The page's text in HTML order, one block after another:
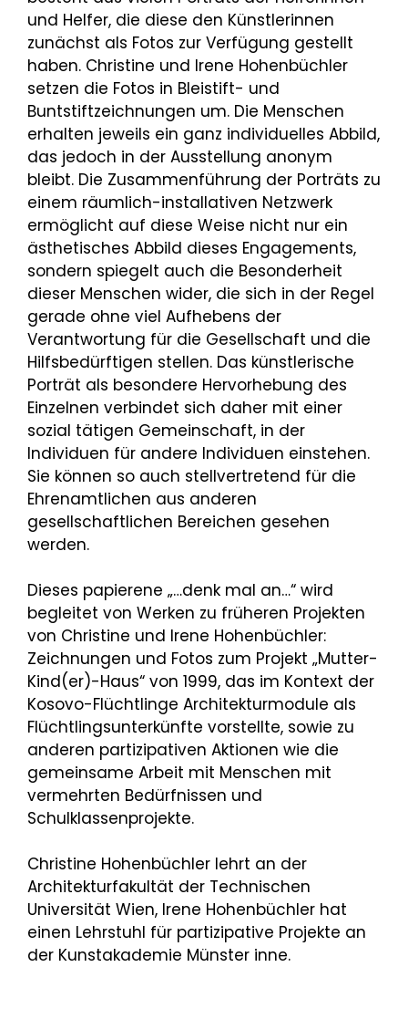
und Helfer, die diese den Künstlerinnen
zunächst als Fotos zur Verfügung gestellt
haben. Christine und Irene Hohenbüchler
setzen die Fotos in Bleistift- und
Buntstiftzeichnungen um. Die Menschen
erhalten jeweils ein ganz individuelles Abbild,
das jedoch in der Ausstellung anonym
bleibt. Die Zusammenführung der Porträts zu
einem räumlich-installativen Netzwerk
ermöglicht auf diese Weise nicht nur ein
ästhetisches Abbild dieses Engagements,
sondern spiegelt auch die Besonderheit
dieser Menschen wider, die sich in der Regel
gerade ohne viel Aufhebens der
Verantwortung für die Gesellschaft und die
Hilfsbedürftigen stellen. Das künstlerische
Porträt als besondere Hervorhebung des
Einzelnen verbindet sich daher mit einer
sozial tätigen Gemeinschaft, in der
Individuen für andere Individuen einstehen.
Sie können so auch stellvertretend für die
Ehrenamtlichen aus anderen
gesellschaftlichen Bereichen gesehen
werden.
Dieses papierene „…denk mal an…“ wird
begleitet von Werken zu früheren Projekten
von Christine und Irene Hohenbüchler:
Zeichnungen und Fotos zum Projekt „Mutter-
Kind(er)-Haus“ von 1999, das im Kontext der
Kosovo-Flüchtlinge Architekturmodule als
Flüchtlingsunterkünfte vorstellte, sowie zu
anderen partizipativen Aktionen wie die
gemeinsame Arbeit mit Menschen mit
vermehrten Bedürfnissen und
Schulklassenprojekte.
Christine Hohenbüchler lehrt an der
Architekturfakultät der Technischen
Universität Wien, Irene Hohenbüchler hat
einen Lehrstuhl für partizipative Projekte an
der Kunstakademie Münster inne.